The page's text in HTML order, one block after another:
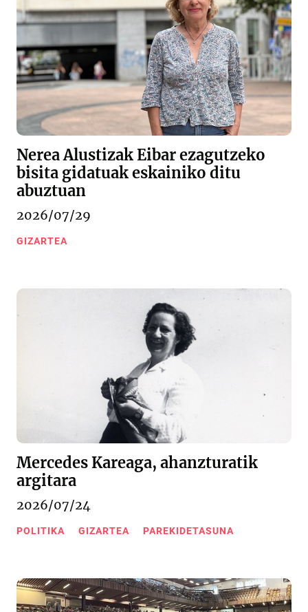
Nerea Alustizak Eibar ezagutzeko
bisita gidatuak eskainiko ditu
abuztuan
2026/07/29
GIZARTEA
Mercedes Kareaga, ahanzturatik
argitara
2026/07/24
POLITIKA GIZARTEA PAREKIDETASUNA